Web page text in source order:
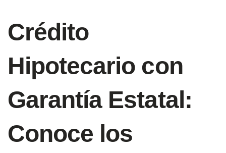
Crédito
Hipotecario con
Garantía Estatal:
Conoce los